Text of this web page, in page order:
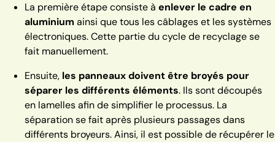
La première étape consiste à enlever le cadre en
aluminiumainsi que tous les câblages et les systèmes
électroniques. Cette partie du cycle de recyclage se
fait manuellement.
Ensuite, les panneaux doivent être broyés pour
séparer les différents éléments. Ils sont découpés
en lamelles afin de simplifier le processus. La
séparation se fait après plusieurs passages dans
différents broyeurs. Ainsi, il est possible de récupérer le